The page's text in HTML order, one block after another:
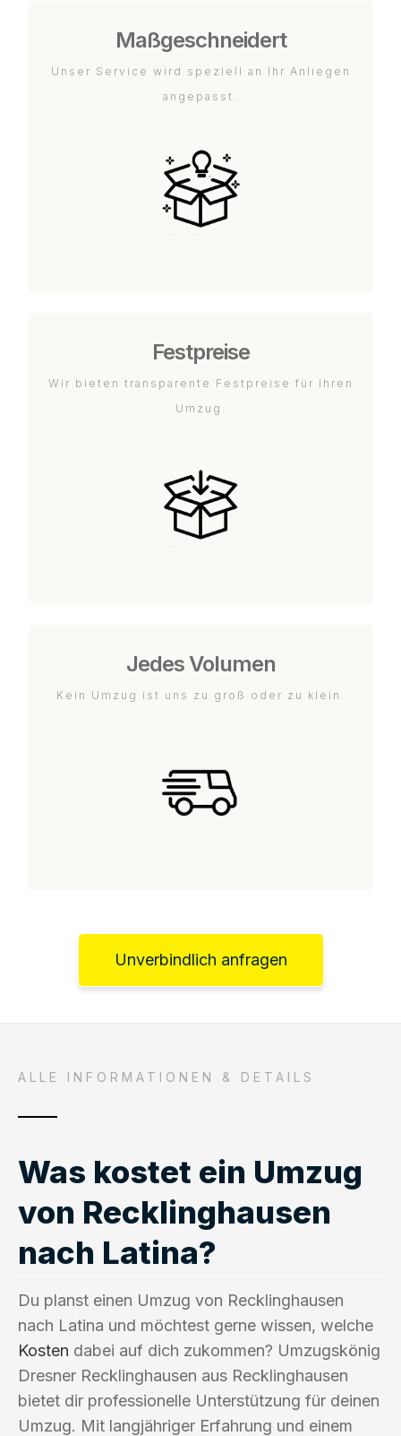
Maßgeschneidert
Unser Service wird speziell an Ihr Anliegen
angepasst.
Festpreise
Wir bieten transparente Festpreise für Ihren
Umzug.
Jedes Volumen
Kein Umzug ist uns zu groß oder zu klein.
Unverbindlich anfragen
ALLE INFORMATIONEN & DETAILS
Was kostet ein Umzug
von Recklinghausen
nach Latina?
Du planst einen Umzug von Recklinghausen
nach Latina und möchtest gerne wissen, welche
Kosten dabei auf dich zukommen? Umzugskönig
Dresner Recklinghausen aus Recklinghausen
bietet dir professionelle Unterstützung für deinen
Umzug. Mit langjähriger Erfahrung und einem